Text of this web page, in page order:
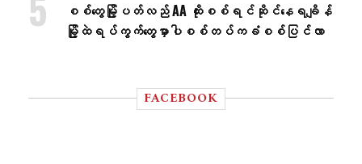
စစ်တွေမြို့ပတ်လည် AA ထိုးစစ်ရင်ဆိုင်နေရချိန်
မြို့ထဲရပ်ကွက်တွေမှာပါစစ်တပ်ကခံစစ်ပြင်လာ
FACEBOOK